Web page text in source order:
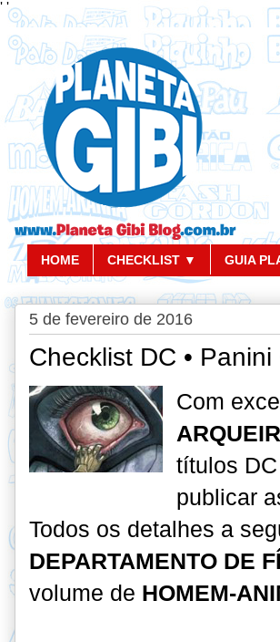
' '
HOME CHECKLIST ▼ GUIA
5 de fevereiro de 2016
Checklist DC •
Com
títulos
publicar
Todos os detalhes a
DEPARTAMENTO DE
volume de HOMEM-